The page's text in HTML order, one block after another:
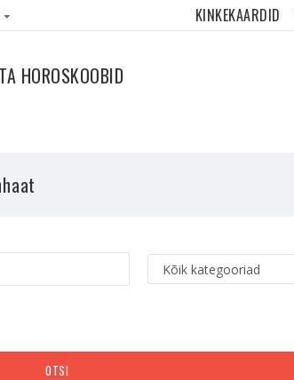
KINKEKAARDID
HOROSKOOBID
OTSI